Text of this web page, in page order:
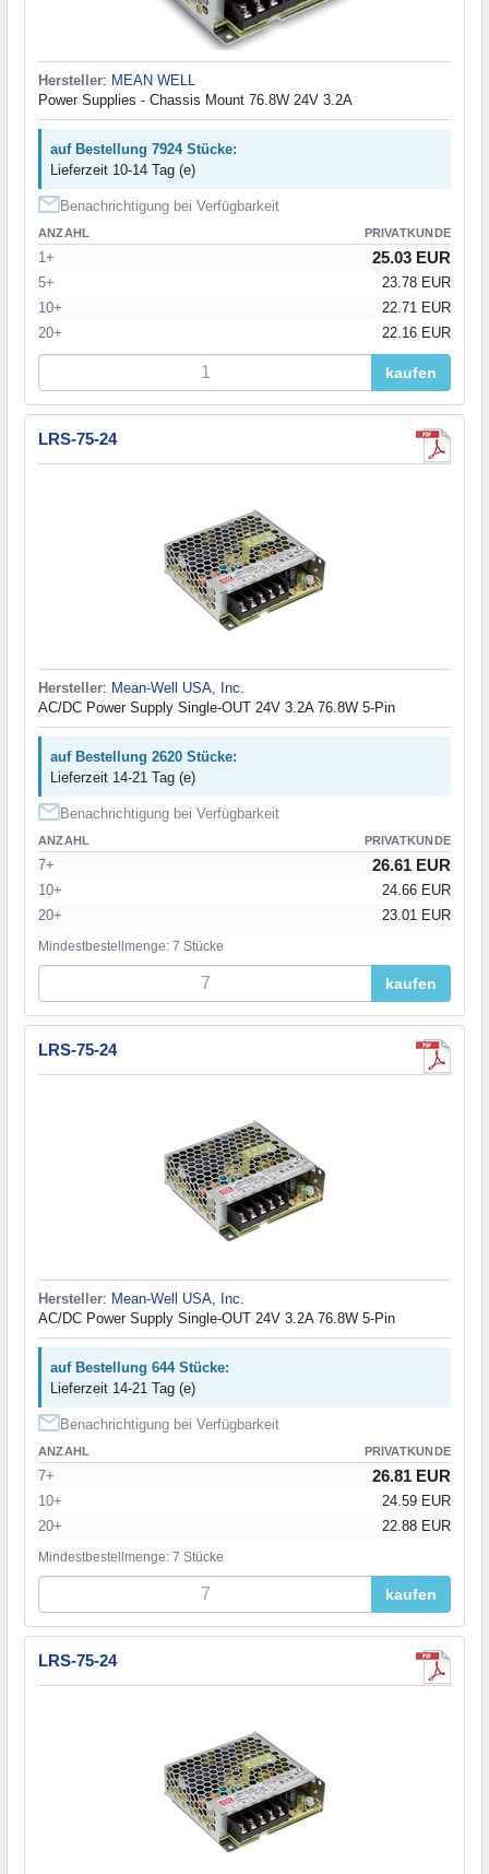
Hersteller: MEAN WELL
Power Supplies - Chassis Mount 76.8W 24V 3.2A
auf Bestellung 7924 Stücke:
Lieferzeit 10-14 Tag (e)
Benachrichtigung bei Verfügbarkeit
ANZAHL PRIVATKUNDE
1+ 25.03 EUR
5+
23.78 EUR
10+
22.71 EUR
20+
22.16 EUR
kaufen
LRS-75-24
Hersteller: Mean-Well USA, Inc.
AC/DC Power Supply Single-OUT 24V 3.2A 76.8W 5-Pin
auf Bestellung 2620 Stücke:
Lieferzeit 14-21 Tag (e)
Benachrichtigung bei Verfügbarkeit
ANZAHL PRIVATKUNDE
7+ 26.61 EUR
10+
24.66 EUR
20+
23.01 EUR
Mindestbestellmenge: 7 Stücke
kaufen
LRS-75-24
Hersteller: Mean-Well USA, Inc.
AC/DC Power Supply Single-OUT 24V 3.2A 76.8W 5-Pin
auf Bestellung 644 Stücke:
Lieferzeit 14-21 Tag (e)
Benachrichtigung bei Verfügbarkeit
ANZAHL PRIVATKUNDE
7+ 26.81 EUR
10+
24.59 EUR
20+
22.88 EUR
Mindestbestellmenge: 7 Stücke
kaufen
LRS-75-24